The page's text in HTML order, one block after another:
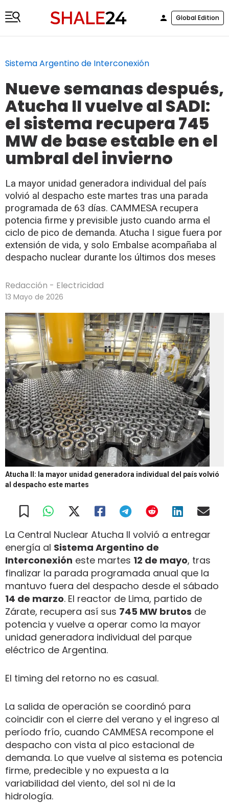
Global Edition
Sistema Argentino de Interconexión
Nueve semanas después,
Atucha II vuelve al SADI:
el sistema recupera 745
MW de base estable en el
umbral del invierno
La mayor unidad generadora individual del país
volvió al despacho este martes tras una parada
programada de 63 días. CAMMESA recupera
potencia firme y previsible justo cuando arma el
ciclo de pico de demanda. Atucha I sigue fuera por
extensión de vida, y solo Embalse acompañaba al
despacho nuclear durante los últimos dos meses
Redacción - Electricidad
13 Mayo de 2026
Atucha II: la mayor unidad generadora individual del país volvió
al despacho este martes
La Central Nuclear Atucha II volvió a entregar
energía al Sistema Argentino de
Interconexión este martes 12 de mayo, tras
finalizar la parada programada anual que la
mantuvo fuera del despacho desde el sábado
14 de marzo. El reactor de Lima, partido de
Zárate, recupera así sus 745 MW brutos de
potencia y vuelve a operar como la mayor
unidad generadora individual del parque
eléctrico de Argentina.
El timing del retorno no es casual.
La salida de operación se coordinó para
coincidir con el cierre del verano y el ingreso al
período frío, cuando CAMMESA recompone el
despacho con vista al pico estacional de
demanda. Lo que vuelve al sistema es potencia
firme, predecible y no expuesta a la
variabilidad del viento, del sol ni de la
hidrología.